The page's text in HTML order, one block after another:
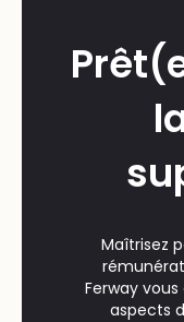
Maîtrisez
Ferway
aspects